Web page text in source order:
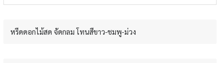
หรีดดอกไม้สด จัดกลม โทนสีขาว-ชมพู-ม่วง